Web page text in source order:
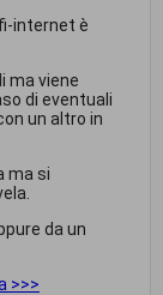
internet è
ma viene
di eventuali
un altro in
ma si
da un
>>>